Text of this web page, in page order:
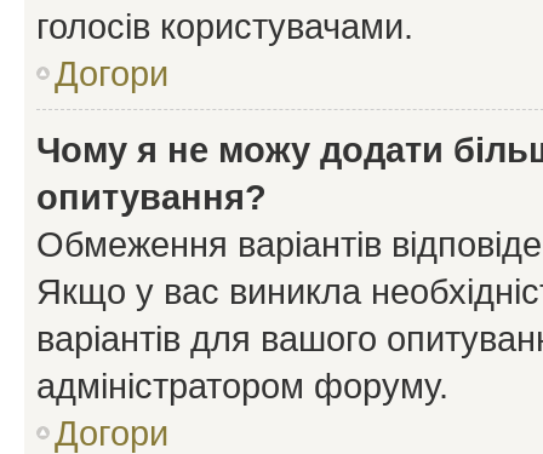
голосів користувачами.
Догори
Чому я не можу додати
опитування?
Обмеження варіантів
Якщо у вас виникла
варіантів для вашого
адміністратором форуму.
Догори